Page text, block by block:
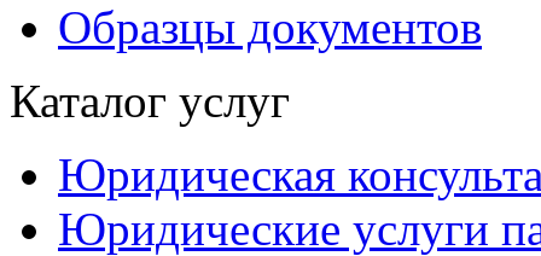
Образцы документов
Каталог услуг
Юридическая
Юридические услуги